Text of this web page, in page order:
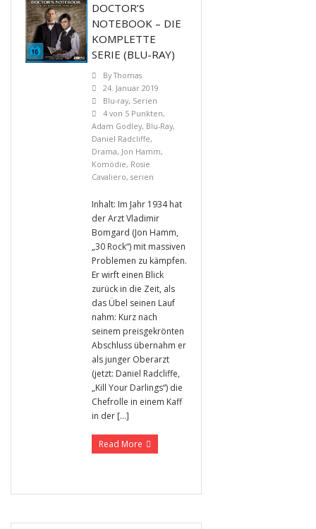
DOCTOR’S
NOTEBOOK – DIE
KOMPLETTE
SERIE (BLU-RAY)
ByThomas
24. Januar 2019
Blu-ray, Serien
4 von 5 Punkten,
Adam Godley, Blu-Ray,
Daniel Radcliffe,
Drama, Jon Hamm,
Komödie, Rosie
Cavaliero, serien
Inhalt: Im Jahr 1934 hat
der Arzt Vladimir
Bomgard (Jon Hamm,
„30 Rock“) mit massiven
Problemen zu kämpfen.
Er wirft einen Blick
zurück in die Zeit, als
das Übel seinen Lauf
nahm: Kurz nach
seinem preisgekrönten
Abschluss übernahm er
als junger Oberarzt
(jetzt: Daniel Radcliffe,
„Kill Your Darlings“) die
Chefrolle in einem Kaff
in der […]
Read More